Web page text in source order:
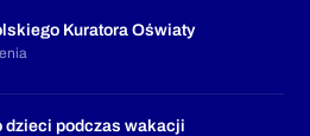
Kuratora Oświaty
dzieci podczas wakacji